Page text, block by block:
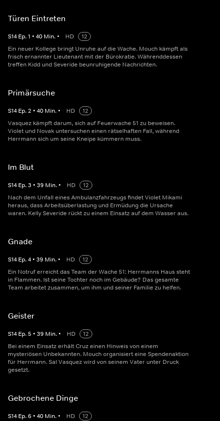
Türen Eintreten
S14 Ep.1 • 40 Min. • HD
12
Ein neuer Kollege bringt Unruhe auf die Wache. Mouch kämpft als
frisch ernannter Lieutenant mit der Bürokratie. Währenddessen
treffen Kidd und Severide beunruhigende Nachrichten.
Primärsuche
S14 Ep.2 • 40 Min. • HD
12
Vasquez kämpft darum, sich auf Feuerwache 51 zu beweisen.
Violet und Novak untersuchen einen rätselhaften Fall, während
Herrmann sich um seine Kneipe kümmern muss.
Im Blut
S14 Ep.3 • 39 Min. • HD
12
Nach dem Unfall eines Ambulanzfahrzeugs findet Violet Mikami
heraus, dass Arbeitsüberlastung und Ermüdung die Ursache
waren. Kelly Severide rückt zu einem Einsatz auf dem Wasser aus.
Gnade
S14 Ep.4 • 39 Min. • HD
12
Ein Notruf erreicht das Team der Wache 51: Herrmanns Haus steht
in Flammen. Ist seine Tochter noch im Gebäude? Das gesamte
Team arbeitet zusammen, um ihm und seiner Familie zu helfen.
Geister
S14 Ep.5 • 39 Min. • HD
12
Bei einem Einsatz erhält Cruz einen Hinweis von einem
mysteriösen Unbekannten. Mouch organisiert eine Spendenaktion
für Herrmann. Sal Vasquez wird von seinem Vater unter Druck
gesetzt.
Gebrochene Dinge
S14 Ep.6 • 40 Min. • HD
12